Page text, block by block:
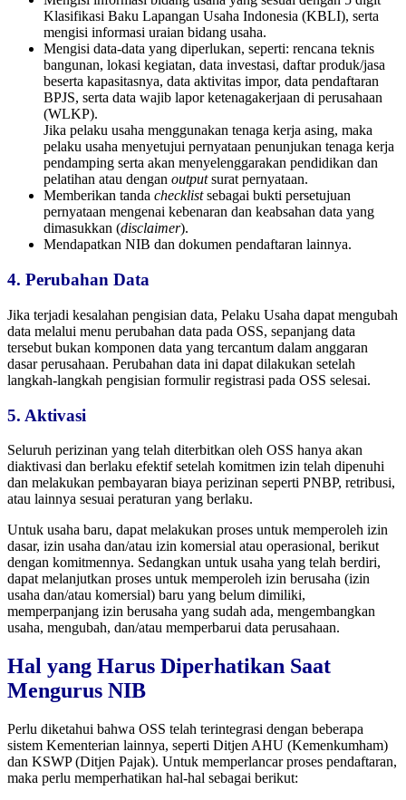
Klasifikasi Baku Lapangan Usaha Indonesia (KBLI), serta
mengisi informasi uraian bidang usaha.
Mengisi data-data yang diperlukan, seperti: rencana teknis
bangunan, lokasi kegiatan, data investasi, daftar produk/jasa
beserta kapasitasnya, data aktivitas impor, data pendaftaran
BPJS, serta data wajib lapor ketenagakerjaan di perusahaan
(WLKP).
Jika pelaku usaha menggunakan tenaga kerja asing, maka
pelaku usaha menyetujui pernyataan penunjukan tenaga kerja
pendamping serta akan menyelenggarakan pendidikan dan
pelatihan atau dengan outputsurat pernyataan.
Memberikan tanda checklistsebagai bukti persetujuan
pernyataan mengenai kebenaran dan keabsahan data yang
dimasukkan (disclaimer).
Mendapatkan NIB dan dokumen pendaftaran lainnya.
4. Perubahan Data
Jika terjadi kesalahan pengisian data, Pelaku Usaha dapat mengubah
data melalui menu perubahan data pada OSS, sepanjang data
tersebut bukan komponen data yang tercantum dalam anggaran
dasar perusahaan. Perubahan data ini dapat dilakukan setelah
langkah-langkah pengisian formulir registrasi pada OSS selesai.
5. Aktivasi
Seluruh perizinan yang telah diterbitkan oleh OSS hanya akan
diaktivasi dan berlaku efektif setelah komitmen izin telah dipenuhi
dan melakukan pembayaran biaya perizinan seperti PNBP, retribusi,
atau lainnya sesuai peraturan yang berlaku.
Untuk usaha baru, dapat melakukan proses untuk memperoleh izin
dasar, izin usaha dan/atau izin komersial atau operasional, berikut
dengan komitmennya. Sedangkan untuk usaha yang telah berdiri,
dapat melanjutkan proses untuk memperoleh izin berusaha (izin
usaha dan/atau komersial) baru yang belum dimiliki,
memperpanjang izin berusaha yang sudah ada, mengembangkan
usaha, mengubah, dan/atau memperbarui data perusahaan.
Hal yang Harus Diperhatikan Saat
Mengurus NIB
Perlu diketahui bahwa OSS telah terintegrasi dengan beberapa
sistem Kementerian lainnya, seperti Ditjen AHU (Kemenkumham)
dan KSWP (Ditjen Pajak). Untuk memperlancar proses pendaftaran,
maka perlu memperhatikan hal-hal sebagai berikut: